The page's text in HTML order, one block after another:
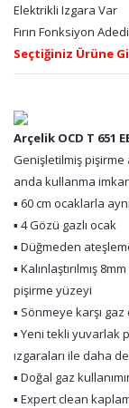
Elektrikli Izgara Var
Fırın Fonksiyon
Seçtiğiniz Ürüne
Arçelik OCD T 651
Genişletilmiş pişirme
anda kullanma
▪ 60 cm ocaklarla
▪ 4 Gözü gazlı ocak
▪ Düğmeden
▪ Kalınlaştırılmış
pişirme yüzeyi
▪ Sönmeye karşı
▪ Yeni tekli yuvarlak
ızgaraları ile daha
▪ Doğal gaz
▪ Expert clean